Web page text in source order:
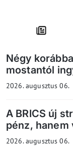
Négy
mostantól
2026. augusztus 06.
A BRICS új
pénz, hanem
2026. augusztus 06.